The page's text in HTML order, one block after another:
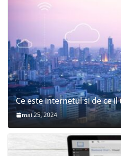
Ce este internetul si de ce
mai 25, 2024